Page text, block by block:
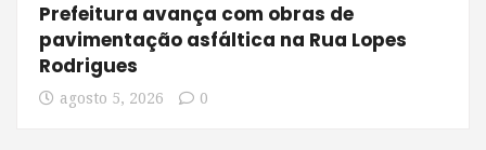
Prefeitura avança com obras de
pavimentação asfáltica na Rua Lopes
Rodrigues
agosto 5, 2026 0